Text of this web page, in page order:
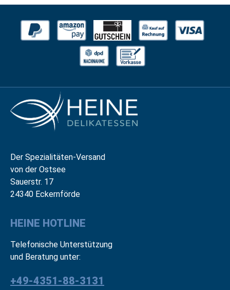
Der Spezialitäten-Versand
von der Ostsee
Sauerstr. 17
24340 Eckernförde
HEINE HOTLINE
Telefonische Unterstützung
und Beratung unter:
+49-4351-88-3131